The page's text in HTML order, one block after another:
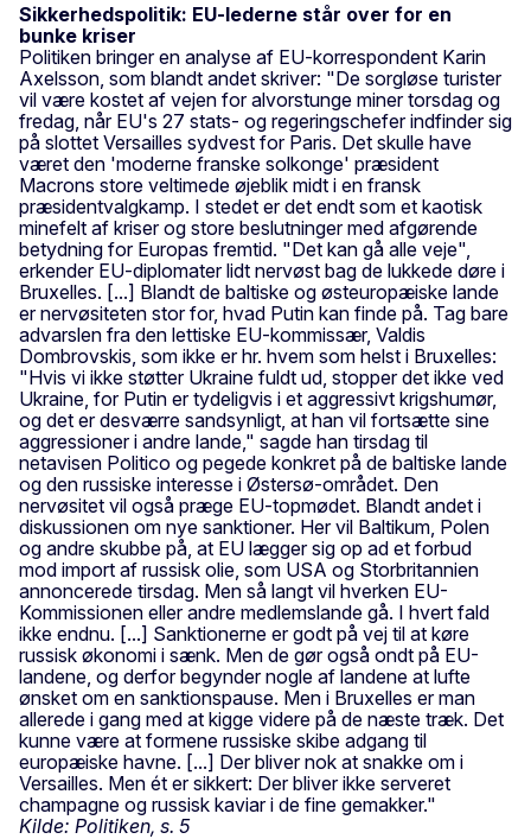
Sikkerhedspolitik: EU-lederne står over for en
bunke kriser
Politiken bringer en analyse af EU-korrespondent Karin
Axelsson, som blandt andet skriver: "De sorgløse turister
vil være kostet af vejen for alvorstunge miner torsdag og
fredag, når EU's 27 stats- og regeringschefer indfinder sig
på slottet Versailles sydvest for Paris. Det skulle have
været den 'moderne franske solkonge' præsident
Macrons store veltimede øjeblik midt i en fransk
præsidentvalgkamp. I stedet er det endt som et kaotisk
minefelt af kriser og store beslutninger med afgørende
betydning for Europas fremtid. "Det kan gå alle veje",
erkender EU-diplomater lidt nervøst bag de lukkede døre i
Bruxelles. [...] Blandt de baltiske og østeuropæiske lande
er nervøsiteten stor for, hvad Putin kan finde på. Tag bare
advarslen fra den lettiske EU-kommissær, Valdis
Dombrovskis, som ikke er hr. hvem som helst i Bruxelles:
"Hvis vi ikke støtter Ukraine fuldt ud, stopper det ikke ved
Ukraine, for Putin er tydeligvis i et aggressivt krigshumør,
og det er desværre sandsynligt, at han vil fortsætte sine
aggressioner i andre lande," sagde han tirsdag til
netavisen Politico og pegede konkret på de baltiske lande
og den russiske interesse i Østersø-området. Den
nervøsitet vil også præge EU-topmødet. Blandt andet i
diskussionen om nye sanktioner. Her vil Baltikum, Polen
og andre skubbe på, at EU lægger sig op ad et forbud
mod import af russisk olie, som USA og Storbritannien
annoncerede tirsdag. Men så langt vil hverken EU-
Kommissionen eller andre medlemslande gå. I hvert fald
ikke endnu. [...] Sanktionerne er godt på vej til at køre
russisk økonomi i sænk. Men de gør også ondt på EU-
landene, og derfor begynder nogle af landene at lufte
ønsket om en sanktionspause. Men i Bruxelles er man
allerede i gang med at kigge videre på de næste træk. Det
kunne være at formene russiske skibe adgang til
europæiske havne. [...] Der bliver nok at snakke om i
Versailles. Men ét er sikkert: Der bliver ikke serveret
champagne og russisk kaviar i de fine gemakker."
Kilde: Politiken, s. 5